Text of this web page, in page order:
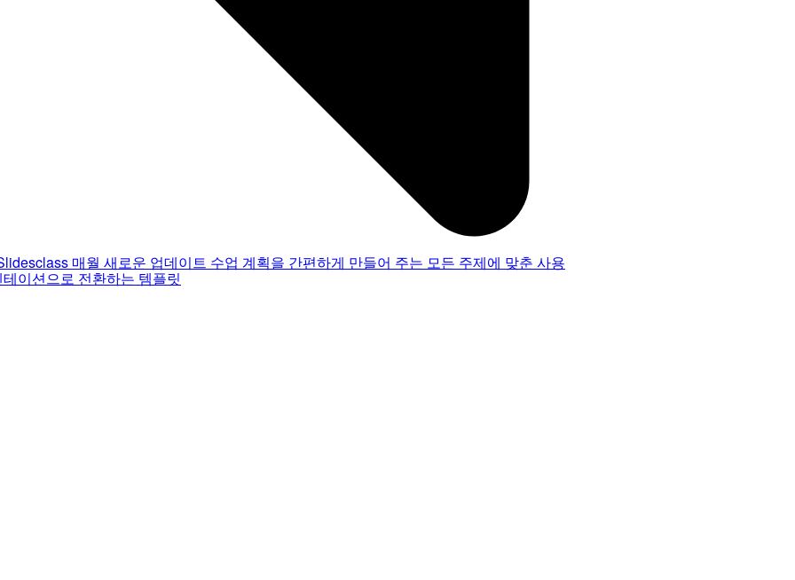
매월 새로운 업데이트 수업 계획을 간편하게 만들어 주는 모든 주제에 맞춘 사용
이션으로 전환하는 템플릿